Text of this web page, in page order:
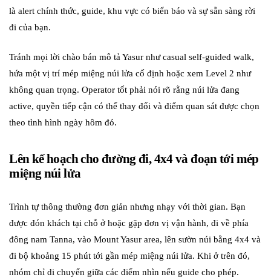
là alert chính thức, guide, khu vực có biển báo và sự sẵn sàng rời
đi của bạn.
Tránh mọi lời chào bán mô tả Yasur như casual self-guided walk,
hứa một vị trí mép miệng núi lửa cố định hoặc xem Level 2 như
không quan trọng. Operator tốt phải nói rõ rằng núi lửa đang
active, quyền tiếp cận có thể thay đổi và điểm quan sát được chọn
theo tình hình ngày hôm đó.
Lên kế hoạch cho đường đi, 4x4 và đoạn tới mép
miệng núi lửa
Trình tự thông thường đơn giản nhưng nhạy với thời gian. Bạn
được đón khách tại chỗ ở hoặc gặp đơn vị vận hành, đi về phía
đông nam Tanna, vào Mount Yasur area, lên sườn núi bằng 4x4 và
đi bộ khoảng 15 phút tới gần mép miệng núi lửa. Khi ở trên đó,
nhóm chỉ di chuyển giữa các điểm nhìn nếu guide cho phép.